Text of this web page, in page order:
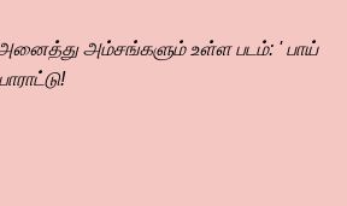
அனைத்து அம்சங்களும் உள்ள படம்: ' பாய்